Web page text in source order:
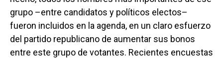
grupo –entre candidatos y políticos electos–
fueron incluidos en la agenda, en un claro esfuerzo
del partido republicano de aumentar sus bonos
entre este grupo de votantes. Recientes encuestas